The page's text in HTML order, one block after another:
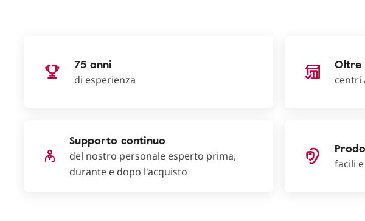
75 anni
di esperienza
Oltre
centri
Supporto continuo
del nostro personale esperto prima,
durante e dopo l'acquisto
facili